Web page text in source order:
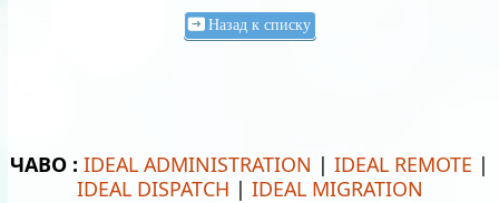
Назад к списку
ЧАВО : IDEAL ADMINISTRATION | IDEAL REMOTE |
IDEAL DISPATCH | IDEAL MIGRATION